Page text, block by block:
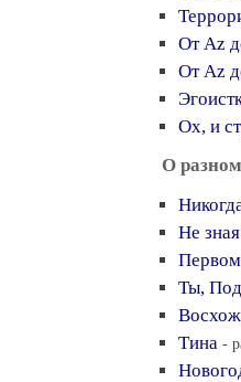
От Аz
От Аz
Ох, и
О разном
Не
Ты,
Тина -